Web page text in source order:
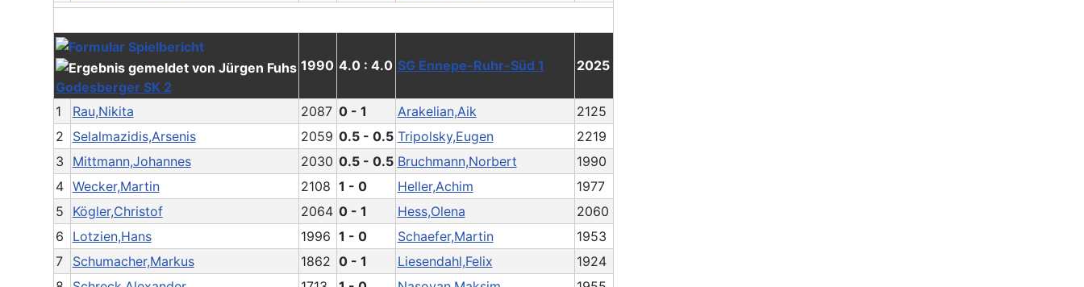
Godesberger SK 2
1990 4.0 : 4.0 SG Ennepe-Ruhr-Süd 1 2025
1 Rau,Nikita 2087 0 - 1 Arakelian,Aik
2125
2
Selalmazidis,Arsenis 2059 0.5 - 0.5 Tripolsky,Eugen
2219
3
Mittmann,Johannes 2030 0.5 - 0.5 Bruchmann,Norbert
1990
4 Wecker,Martin 2108 1 - 0 Heller,Achim
1977
5
Kögler,Christof 2064 0 - 1 Hess,Olena
2060
6
Lotzien,Hans 1996 1 - 0 Schaefer,Martin
1953
7
Schumacher,Markus 1862 0 - 1 Liesendahl,Felix
1924